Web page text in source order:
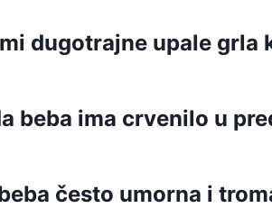
dugotrajne upale grla
beba ima crvenilo u
često umorna i